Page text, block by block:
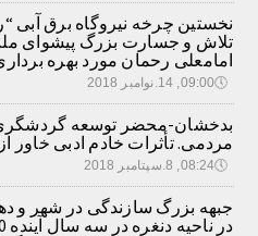
نخستین چرخه نیروگاه برق آبی
تلاش و جسارت بزرگ پیشوای
امامعلی رحمان مورد بهره
🕔09:00, 14.نوامبر 2018
بدخشان-محضر توسعه
مردمی. تأثرات خادم ادبی خاور
🕔08:24, 8.سپتامبر 2018
جبهه بزرگ سازندگی در شهر و